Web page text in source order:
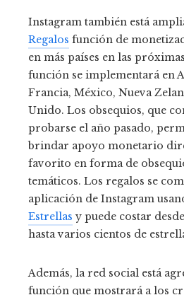
Instagram también está
Regalos función de
en más países en las
función se implementará en
Francia, México, Nueva
Unido. Los obsequios, que
probarse el año pasado,
brindar apoyo monetario
favorito en forma de
temáticos. Los regalos se
aplicación de Instagram
Estrellas y puede costar
hasta varios cientos de
Además, la red social está
función que mostrará a los